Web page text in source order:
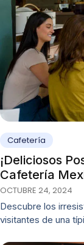
Cafetería
¡Deliciosos
Cafetería
OCTUBRE 24, 2024
Descubre los
visitantes de una